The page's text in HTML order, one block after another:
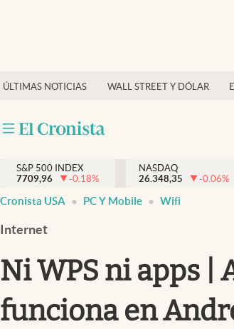
ÚLTIMAS NOTICIAS WALL STREET Y DÓLAR
Finanzas y economía
Inmigración
Trending
Streaming
PC y mobile
S&P 500 INDEX
7709,96
-0.18%
NASDAQ
26.348,35
-0.06%
Cronista USA PC Y Mobile Wifi
Internet
Ni WPS ni apps |
funciona en